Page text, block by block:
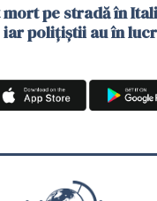
pe stradă în
polițiștii au în